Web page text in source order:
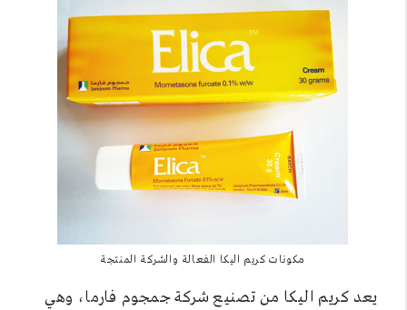
مكونات كريم اليكا الفعالة والشركة المنتجة
يعد كريم اليكا من تصنيع شركة جمجوم فارما، وهي